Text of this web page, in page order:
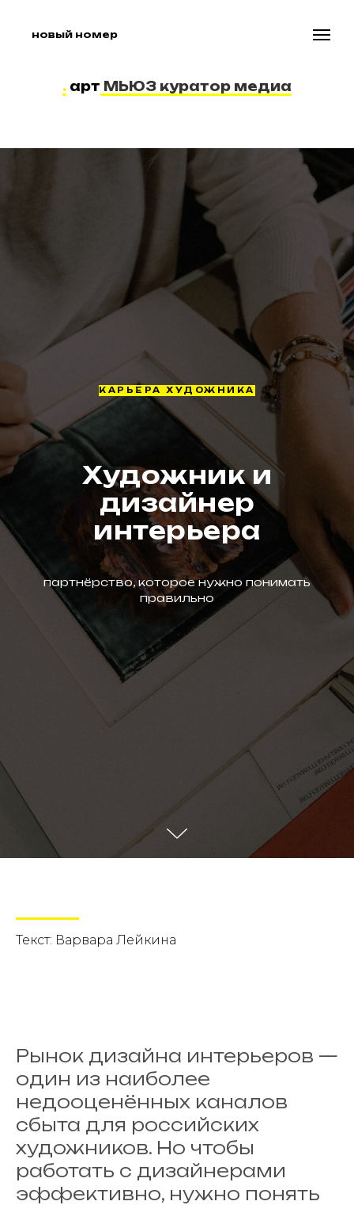
. арт МЬЮЗ куратор медиа
новый номер
КАРЬЕРА ХУДОЖНИКА
Художник и
дизайнер
интерьера
партнёрство, которое нужно понимать
правильно
Текст: Варвара Лейкина
Рынок дизайна интерьеров —
один из наиболее
недооценённых каналов
сбыта для российских
художников. Но чтобы
работать с дизайнерами
эффективно, нужно понять